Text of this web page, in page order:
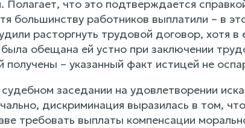
Полагает, что это подтверждается
большинству работников выплатили – в
расторгнуть трудовой договор, хотя
обещана ей устно при заключении
получены – указанный факт истицей не
заседании на удовлетворении иска
дискриминация выразилась в том,
требовать выплаты компенсации